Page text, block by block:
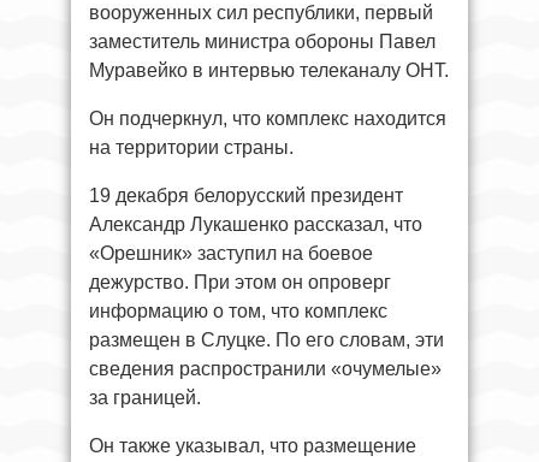
вооруженных сил республики, первый
заместитель министра обороны Павел
Муравейко в интервью телеканалу ОНТ.
Он подчеркнул, что комплекс находится
на территории страны.
19 декабря белорусский президент
Александр Лукашенко рассказал, что
«Орешник» заступил на боевое
дежурство. При этом он опроверг
информацию о том, что комплекс
размещен в Слуцке. По его словам, эти
сведения распространили «очумелые»
за границей.
Он также указывал, что размещение